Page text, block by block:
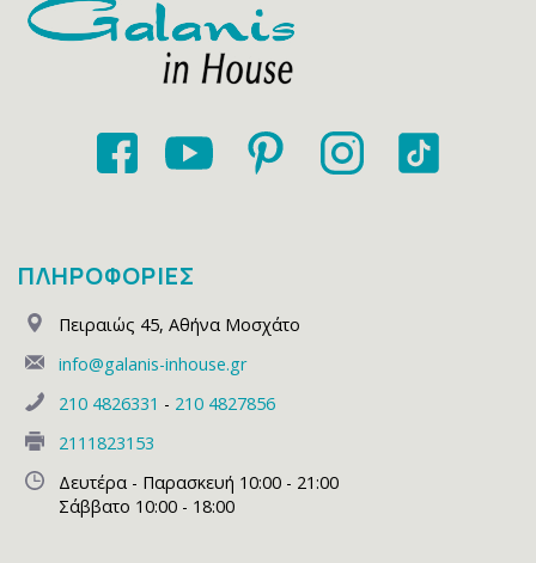
ΠΛΗΡΟΦΟΡΙΕΣ
Πειραιώς 45, Αθήνα Μοσχάτο
info@galanis-inhouse.gr
210 4826331 - 210 4827856
2111823153
Δευτέρα - Παρασκευή 10:00 - 21:00
Σάββατο 10:00 - 18:00